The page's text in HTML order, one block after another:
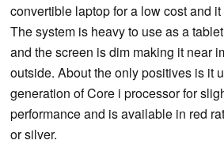
convertible laptop for a low cost and
The system is heavy to use as a
and the screen is dim making it near
outside. About the only positives is it
generation of Core i processor for
performance and is available in red
or silver.